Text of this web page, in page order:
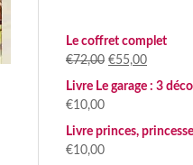
Le coffret complet
€72,00 Le
€72,00.
€55,00Le
prix
€55,00.
Livre Le garage : 3
€10,00
Livre princes,
€10,00